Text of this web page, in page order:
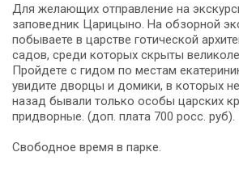
Для желающих отправление на
заповедник Царицыно. На обзорной
побываете в царстве готической
садов, среди которых скрыты
Пройдете с гидом по местам
увидите дворцы и домики, в которых
назад бывали только особы царских
придворные. (доп. плата 700 росс. руб).
Свободное время в парке.